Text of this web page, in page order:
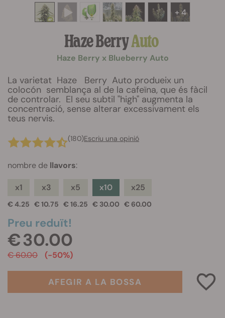
+ 4
Haze BerryAuto
Haze Berry x Blueberry Auto
La varietat Haze Berry Auto produeix un
colocón semblança al de la cafeïna, que és fàcil
de controlar. El seu subtil "high" augmenta la
concentració, sense alterar excessivament els
teus nervis.
(180)Escriu una opinió
nombre de llavors:
x1
€ 4.25
x3
€ 10.75
x5
€ 16.25
x10
€ 30.00
x25
€ 60.00
Preu reduït!
€ 30.00
€ 60.00 (-50%)
AFEGIR A LA BOSSA